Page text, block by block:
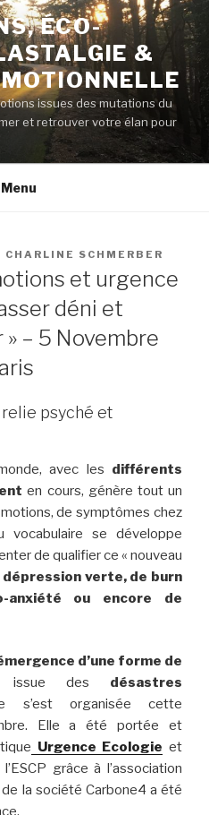
ÉCO-
&
issues des mutations du
et retrouver votre élan pour
Menu
CHARLINE SCHMERBER
et urgence
déni et
– 5 Novembre
psyché et
avec les différents
en cours, génère tout un
de symptômes chez
vocabulaire se développe
de qualifier ce « nouveau
dépression verte, de burn
anxiété ou encore de
d’une forme de
issue des désastres
s’est organisée cette
Elle a été portée et
Urgence Ecologie et
grâce à l’association
la société Carbone4 a été